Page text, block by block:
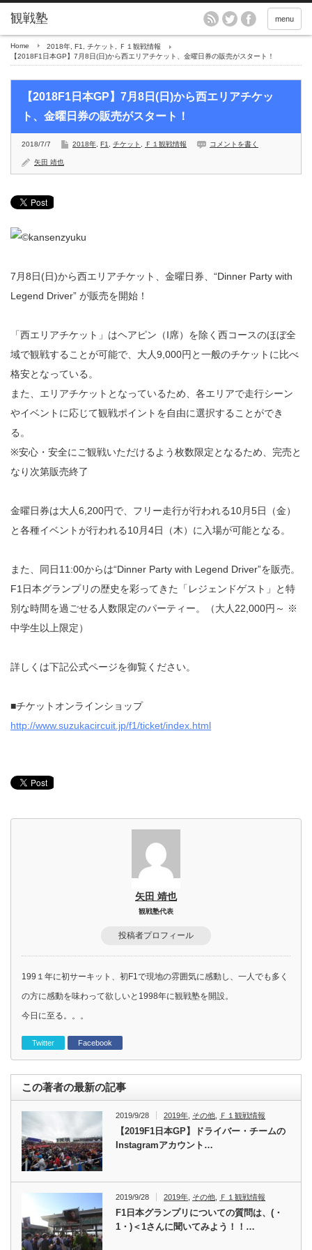
menu
Home 2018年 F1 チケット
Ｆ１観戦情報
【2018F1日本GP】7月8日(日)から西エリアチケット、金曜日券の販売がスタート！
【2018F1日本GP】7月8日(日)から西エリアチケッ
ト、金曜日券の販売がスタート！
2018/7/7 2018年 F1 チケット Ｆ１観戦情報 コメントを書く
矢田 靖也
7月8日(日)から西エリアチケット、金曜日券、“Dinner Party with
Legend Driver” が販売を開始！
「西エリアチケット」はヘアピン（I席）を除く西コースのほぼ全
域で観戦することが可能で、大人9,000円と一般のチケットに比べ
格安となっている。
また、エリアチケットとなっているため、各エリアで走行シーン
やイベントに応じて観戦ポイントを自由に選択することができ
る。
※安心・安全にご観戦いただけるよう枚数限定となるため、完売と
なり次第販売終了
金曜日券は大人6,200円で、フリー走行が行われる10月5日（金）
と各種イベントが行われる10月4日（木）に入場が可能となる。
また、同日11:00からは“Dinner Party with Legend Driver”を販売。
F1日本グランプリの歴史を彩ってきた「レジェンドゲスト」と特
別な時間を過ごせる人数限定のパーティー。（大人22,000円～ ※
中学生以上限定）
詳しくは下記公式ページを御覧ください。
■チケットオンラインショップ
http://www.suzukacircuit.jp/f1/ticket/index.html
矢田 靖也
観戦塾代表
投稿者プロフィール
199１年に初サーキット、初F1で現地の雰囲気に感動し、一人でも多く
の方に感動を味わって欲しいと1998年に観戦塾を開設。
今日に至る。。。
Twitter Facebook
この著者の最新の記事
2019/9/28 2019年 その他 Ｆ１観戦情報
【2019F1日本GP】ドライバー・チームの
Instagramアカウント…
2019/9/28 2019年, その他, Ｆ１観戦情報
F1日本グランプリについての質問は、(・
1・)＜1さんに聞いてみよう！！…